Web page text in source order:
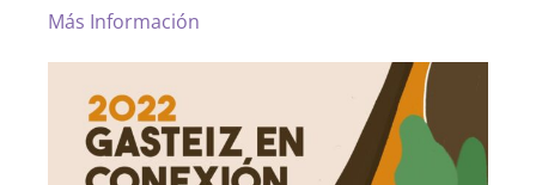
Más Información